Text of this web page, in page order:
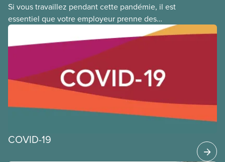
Si vous travaillez pendant cette pandémie, il est
essentiel que votre employeur prenne des
précautions supplémentaires en matière de santé
et de sécurité pour limiter votre exposition au virus
qui cause la COVID-19. Cela s’applique que vous
retourniez dans votre lieu de travail ou que vous ne
l’ayez jamais quitté. Vous trouverez ci-dessous des
orientations générales et de bonnes pratiques que
les membres du SCFP peuvent appliquer au travail
pendant cette pandémie de COVID-19.
COVID-19